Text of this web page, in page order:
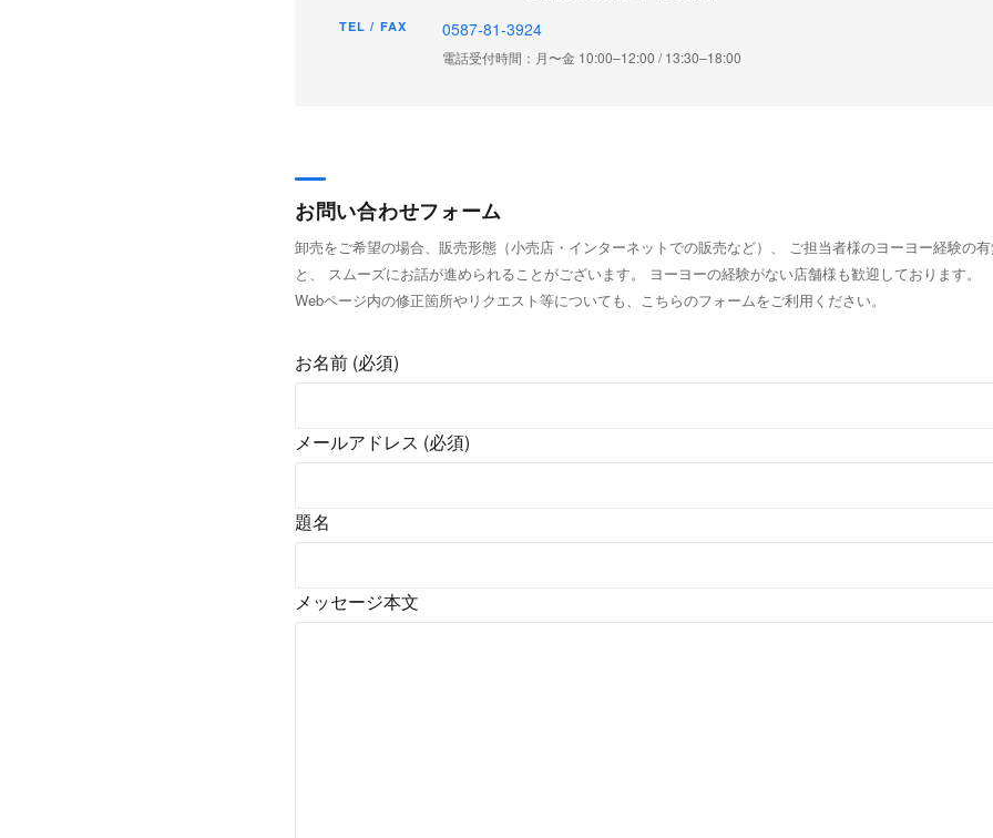
TEL / FAX 0587-81-3924
電話受付時間：月〜金 10:00–12:00 / 13:30–18:00
お問い合わせフォーム
卸売をご希望の場合、販売形態（小売店・インターネットでの販売など）、 ご担当者様のヨーヨー経験の
と、 スムーズにお話が進められることがございます。 ヨーヨーの経験がない店舗様も歓迎しております。
Webページ内の修正箇所やリクエスト等についても、こちらのフォームをご利用ください。
お名前 (必須)
メールアドレス (必須)
題名
メッセージ本文